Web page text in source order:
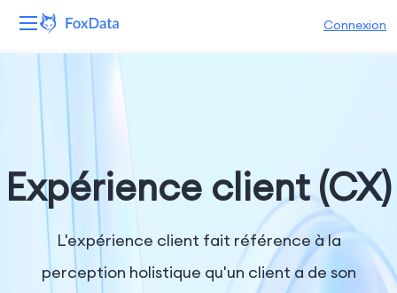
Connexion
Solutions
Ressources
Expérience client (CX)
L'expérience client fait référence à la
perception holistique qu'un client a de son